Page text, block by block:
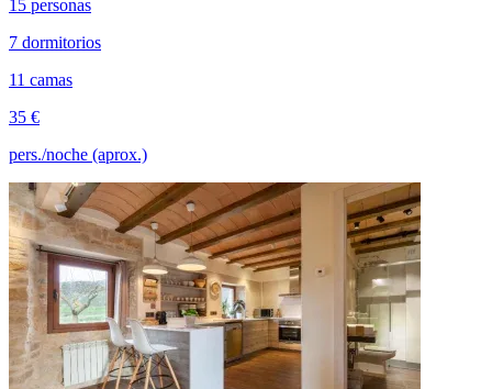
15 personas
7 dormitorios
11 camas
35 €
pers./noche (aprox.)